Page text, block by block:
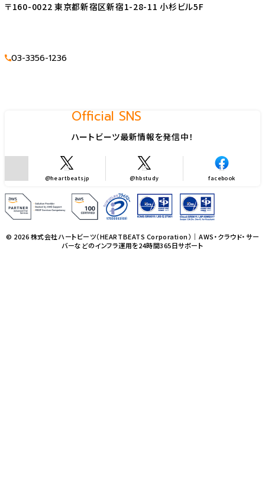
〒160-0022 東京都新宿区新宿1-28-11 小杉ビル5F
03-3356-1236
Official SNS
ハートビーツ最新情報を発信中！
@heartbeatsjp @hbstudy facebook
© 2026 株式会社ハートビーツ（HEARTBEATS Corporation）｜AWS・クラウド・サー
バーなどのインフラ運用を24時間365日サポート